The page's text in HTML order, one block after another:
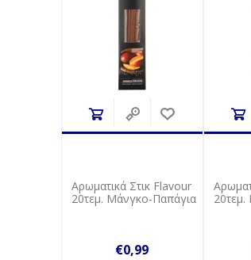
Αρωματικά Στικ Flavour
20τεμ. Μάνγκο-Παπάγια
€0,99
20τεμ.